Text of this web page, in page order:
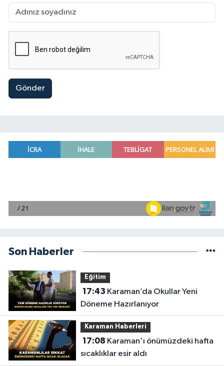
Gönder
Son Haberler
Eğitim
17:43
Döneme Hazırlanıyor
Karaman Haberleri
17:08
sıcaklıklar esir aldı